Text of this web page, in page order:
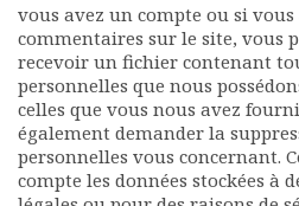
vous avez un compte ou si vous
commentaires sur le site, vous
recevoir un fichier contenant
personnelles que nous
celles que vous nous avez
également demander la
personnelles vous concernant.
compte les données stockées à